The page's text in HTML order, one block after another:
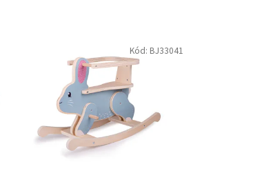
Kód: BJ33041